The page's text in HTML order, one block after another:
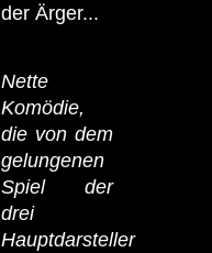
der Ärger...
Nette
Komödie,
die von dem
gelungenen
Spiel der
drei
Hauptdarsteller